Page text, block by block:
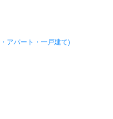
アパート・一戸建て)